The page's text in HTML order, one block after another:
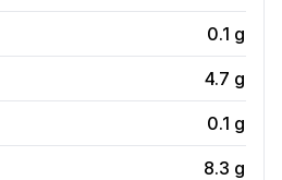
0.1 g
4.7 g
0.1 g
8.3 g